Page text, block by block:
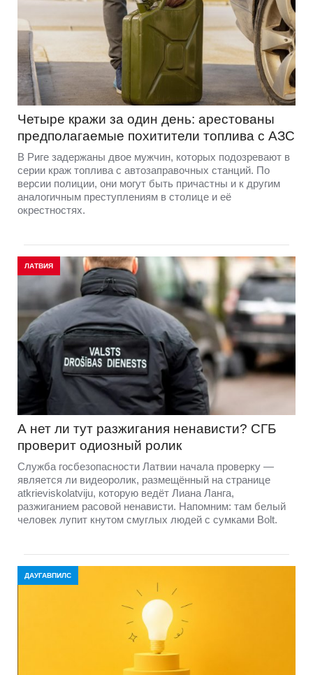
Четыре кражи за один день: арестованы
предполагаемые похитители топлива с АЗС
В Риге задержаны двое мужчин, которых подозревают в
серии краж топлива с автозаправочных станций. По
версии полиции, они могут быть причастны и к другим
аналогичным преступлениям в столице и её
окрестностях.
ЛАТВИЯ
А нет ли тут разжигания ненависти? СГБ
проверит одиозный ролик
Служба госбезопасности Латвии начала проверку —
является ли видеоролик, размещённый на странице
atkrieviskolatviju, которую ведёт Лиана Ланга,
разжиганием расовой ненависти. Напомним: там белый
человек лупит кнутом смуглых людей с сумками Bolt.
ДАУГАВПИЛС